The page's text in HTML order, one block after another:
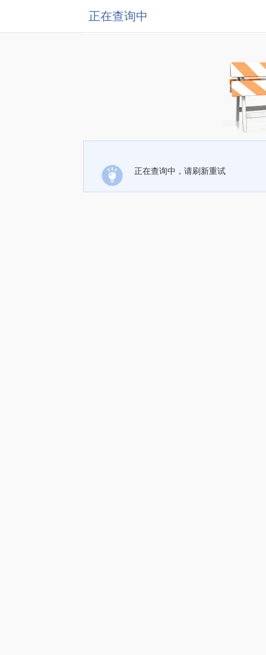
正在查询中
正在查询中，请刷新重试